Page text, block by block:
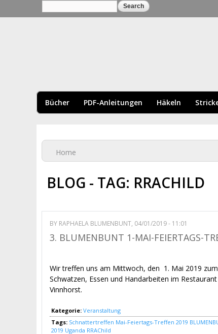
Search form
Bücher PDF-Anleitungen Häkeln
You are here
Home
BLOG - TAG: RRACHILD
BY RAPHAELA BLUMENBUNT, 04/01/2019 - 11:01
3. BLUMENBUNT 1-MAI-FEIERTAGS-
Wir treffen uns am Mittwoch, den 1. Mai 2019
Schwatzen, Essen und Handarbeiten im
Vinnhorst.
Kategorie: Veranstaltung
Tags: Schnattertreffen Mai-Feiertags-Treffen 2019
2019 Uganda RRAChild
Pages